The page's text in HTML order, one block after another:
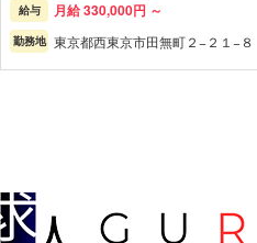
給与 月給 330,000円 ～
勤務地 東京都西東京市田無町２−２１−８